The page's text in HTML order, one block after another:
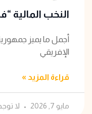
النخب المالية
أجمل ما يميز
الإفريقي
قراءة المزيد »
مايو 7, 2026 لا